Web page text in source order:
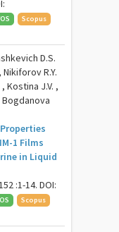
Scopus
D.S.
Nikiforov R.Y.
Kostina J.V. ,
Bogdanova
1 Films
in Liquid
:1-14. DOI:
Scopus